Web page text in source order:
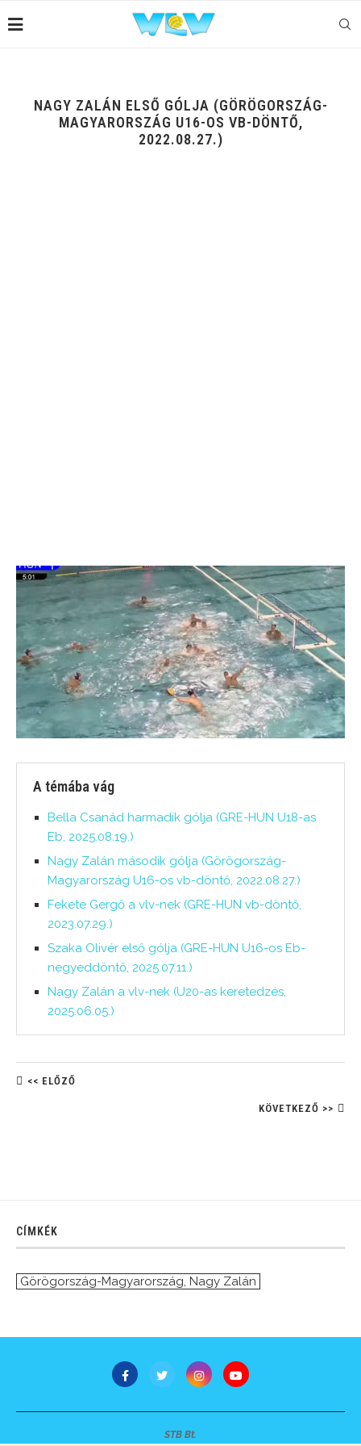
NAGY ZALÁN ELSŐ GÓLJA (GÖRÖGORSZÁG-
MAGYARORSZÁG U16-OS VB-DÖNTŐ,
2022.08.27.)
A témába vág
Bella Csanád harmadik gólja (GRE-HUN U18-as
Eb, 2025.08.19.)
Nagy Zalán második gólja (Görögország-
Magyarország U16-os vb-döntő, 2022.08.27.)
Fekete Gergő a vlv-nek (GRE-HUN vb-döntő,
2023.07.29.)
Szaka Olivér első gólja (GRE-HUN U16-os Eb-
negyeddöntő, 2025.07.11.)
Nagy Zalán a vlv-nek (U20-as keretedzés,
2025.06.05.)
<< ELŐZŐ
KÖVETKEZŐ >>
CÍMKÉK
Görögország-Magyarország, Nagy Zalán
STB Bt.